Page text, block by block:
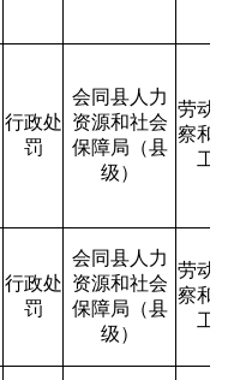
行政处
罚
会同县人力
资源和社会
保障局（县
级）
劳动
察和
工
行政处
罚
会同县人力
资源和社会
保障局（县
级）
劳动
察和
工